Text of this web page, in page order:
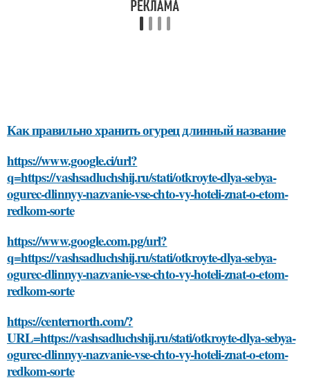
Как правильно хранить огурец длинный название
https://www.google.ci/url?
q=https://vashsadluchshij.ru/stati/otkroyte-dlya-sebya-
ogurec-dlinnyy-nazvanie-vse-chto-vy-hoteli-znat-o-etom-
redkom-sorte
https://www.google.com.pg/url?
q=https://vashsadluchshij.ru/stati/otkroyte-dlya-sebya-
ogurec-dlinnyy-nazvanie-vse-chto-vy-hoteli-znat-o-etom-
redkom-sorte
https://centernorth.com/?
URL=https://vashsadluchshij.ru/stati/otkroyte-dlya-sebya-
ogurec-dlinnyy-nazvanie-vse-chto-vy-hoteli-znat-o-etom-
redkom-sorte